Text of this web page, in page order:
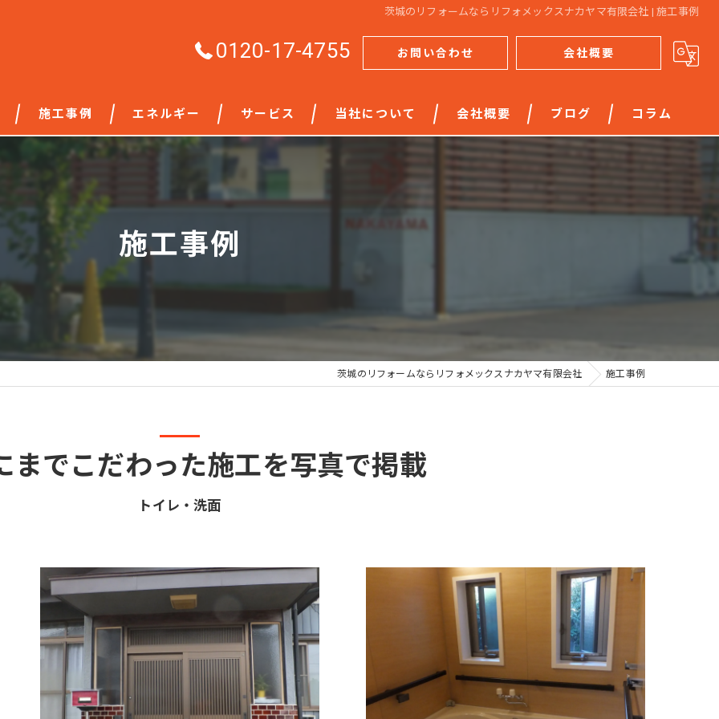
茨城のリフォームならリフォメックスナカヤマ有限会社 | 施工事例
0120-17-4755 お問い合わせ 会社概要
施工事例 エネルギー サービス 当社について
外壁
会社概要 ブログ コラム
施工事例
茨城のリフォームならリフォメックスナカヤマ有限会社 施工事例
までこだわった施工を写真で掲載
トイレ・洗面